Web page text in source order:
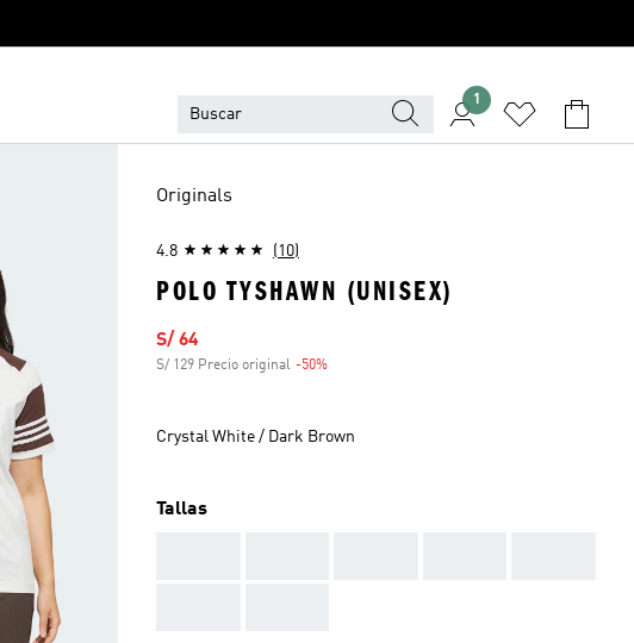
1
Originals
4.8 (10)
POLO TYSHAWN (UNISEX)
Precio de venta
S/ 64
S/ 129 Precio original -50%
Crystal White / Dark Brown
Tallas